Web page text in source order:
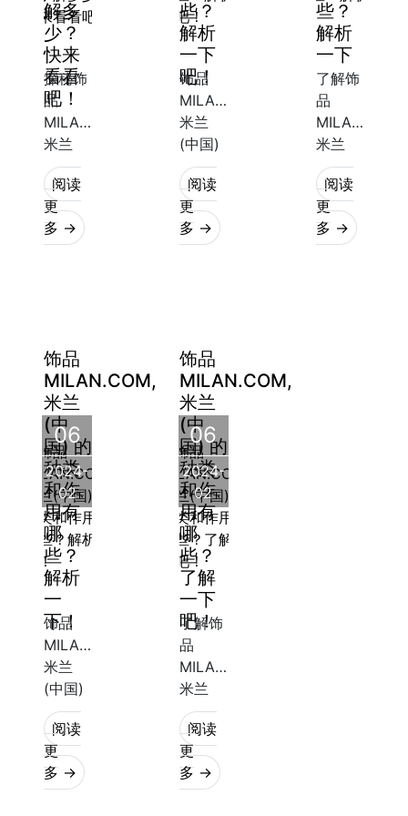
途进行
解多
少？
快来
看看
吧！
探秘饰
品
MILAN.COM,
米兰
(中国)
的种类
和区别
当我们
是必不
可少的
一部
分。它
们不仅
能为饰
品增添
美感，
还能起
阅读
更
多 →
些？
解析
一下
吧！
饰品
MILAN.COM,
米兰
(中国)
的种类
和区别
在现如
(中国)
是让人
们装扮
更加完
美的重
要组成
部分。
然而，
对于许
阅读
更
多 →
些？
解析
一下
了解饰
品
MILAN.COM,
米兰
(中国)
的种类
饰品
MILAN.COM,
阅读
更
多 →
饰品
MILAN.COM,
米兰
(中
国) 的
种类
和作
用有
哪
些？
解析
一
下！
06
2024-
02
饰品
MILAN.COM,
米兰
(中国)
的种类
与作用
饰品
MILAN.COM,
阅读
更
多 →
饰品
MILAN.COM,
米兰
(中
国) 的
种类
和作
用有
哪
些？
了解
一下
吧！
06
2024-
02
了解饰
品
MILAN.COM,
米兰
(中国)
的种类
和作用
饰品
阅读
更
多 →